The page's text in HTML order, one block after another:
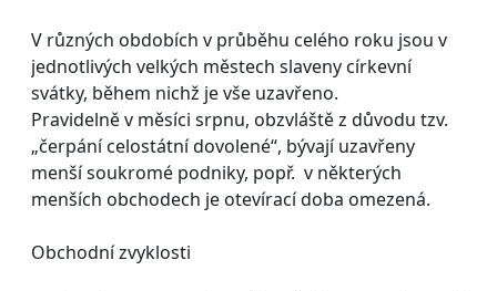
V různých obdobích v průběhu celého roku jsou v
jednotlivých velkých městech slaveny církevní
svátky, během nichž je vše uzavřeno.
Pravidelně v měsíci srpnu, obzvláště z důvodu tzv.
„čerpání celostátní dovolené“, bývají uzavřeny
menší soukromé podniky, popř. v některých
menších obchodech je otevírací doba omezená.
Obchodní zvyklosti